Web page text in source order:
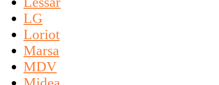
LG
Loriot
Marsa
MDV